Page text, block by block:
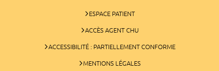
ESPACE PATIENT
ACCÈS AGENT CHU
ACCESSIBILITÉ : PARTIELLEMENT CONFORME
MENTIONS LÉGALES